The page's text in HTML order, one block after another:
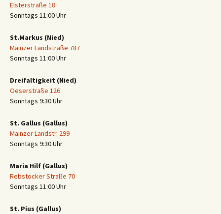
Elsterstraße 18
Sonntags 11:00 Uhr
St.Markus (Nied)
Mainzer Landstraße 787
Sonntags 11:00 Uhr
Dreifaltigkeit (Nied)
Oeserstraße 126
Sonntags 9:30 Uhr
St. Gallus (Gallus)
Mainzer Landstr. 299
Sonntags 9:30 Uhr
Maria Hilf (Gallus)
Rebstöcker Straße 70
Sonntags 11:00 Uhr
St. Pius (Gallus)